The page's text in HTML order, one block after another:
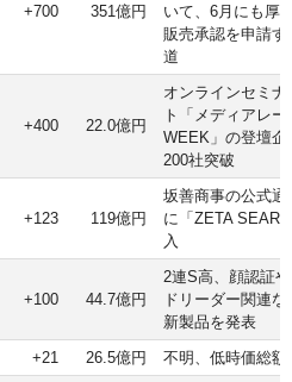
+700 351億円
いて、6月にも厚
販売承認を申請す
道
+400 22.0億円
オンラインセミナ
ト「メディアレー
WEEK」の登壇企
200社突破
+123 119億円
坂善商事の公式通
に「ZETA
入
+100 44.7億円
2連S高、顔認証
ドリーダー関連
新製品を発表
+21 26.5億円 不明、低時価総額